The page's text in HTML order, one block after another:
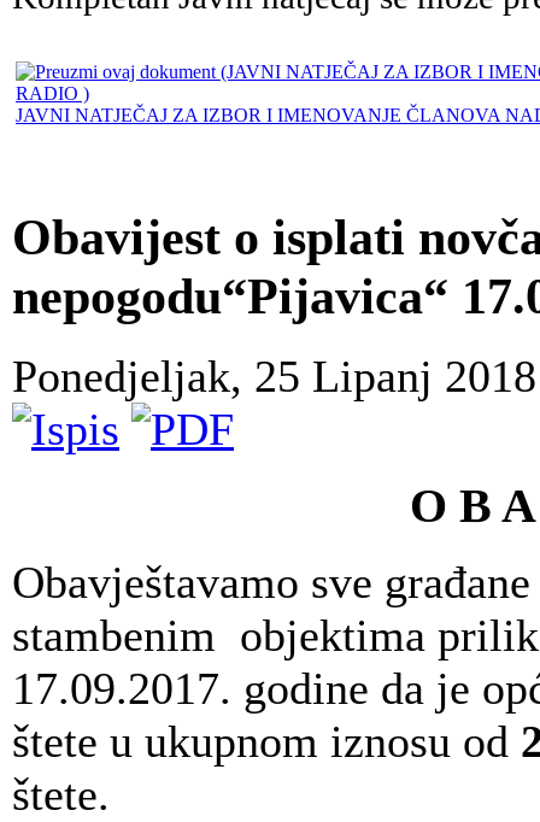
JAVNI NATJEČAJ ZA IZBOR I IMENOVANJE ČLANOVA
Obavijest o isplati
nepogodu“Pijavica“
Ponedjeljak, 25 Lipanj
O B
Obavještavamo sve
stambenim objektima
17.09.2017. godine da je
štete u ukupnom iznosu od
štete.